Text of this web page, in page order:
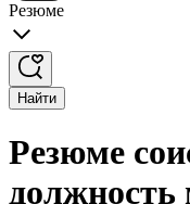
Резюме
Найти
Резюме
должность